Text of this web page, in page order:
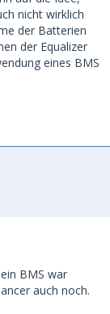
nicht wirklich
der Batterien
der Equalizer
eines BMS
BMS war
auch noch.